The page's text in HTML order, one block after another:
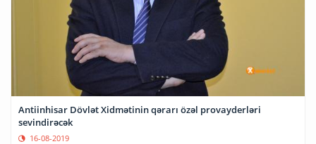
Antiinhisar Dövlət Xidmətinin qərarı özəl provayderləri
sevindirəcək
16-08-2019